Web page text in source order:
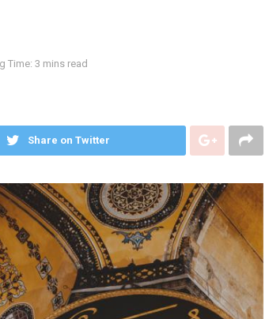
Time: 3 mins read
Share on Twitter